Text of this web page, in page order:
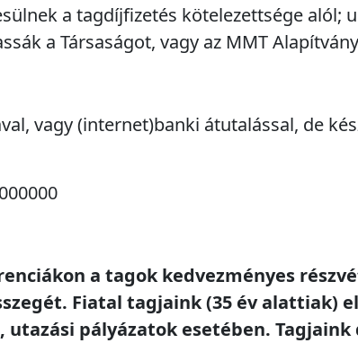
a tagdíjfizetés kötelezettsége alól;
a Társaságot, vagy az MMT
vagy (internet)banki átutalással, de
a tagok kedvezményes
Fiatal tagjaink (35 év alattiak)
pályázatok esetében.